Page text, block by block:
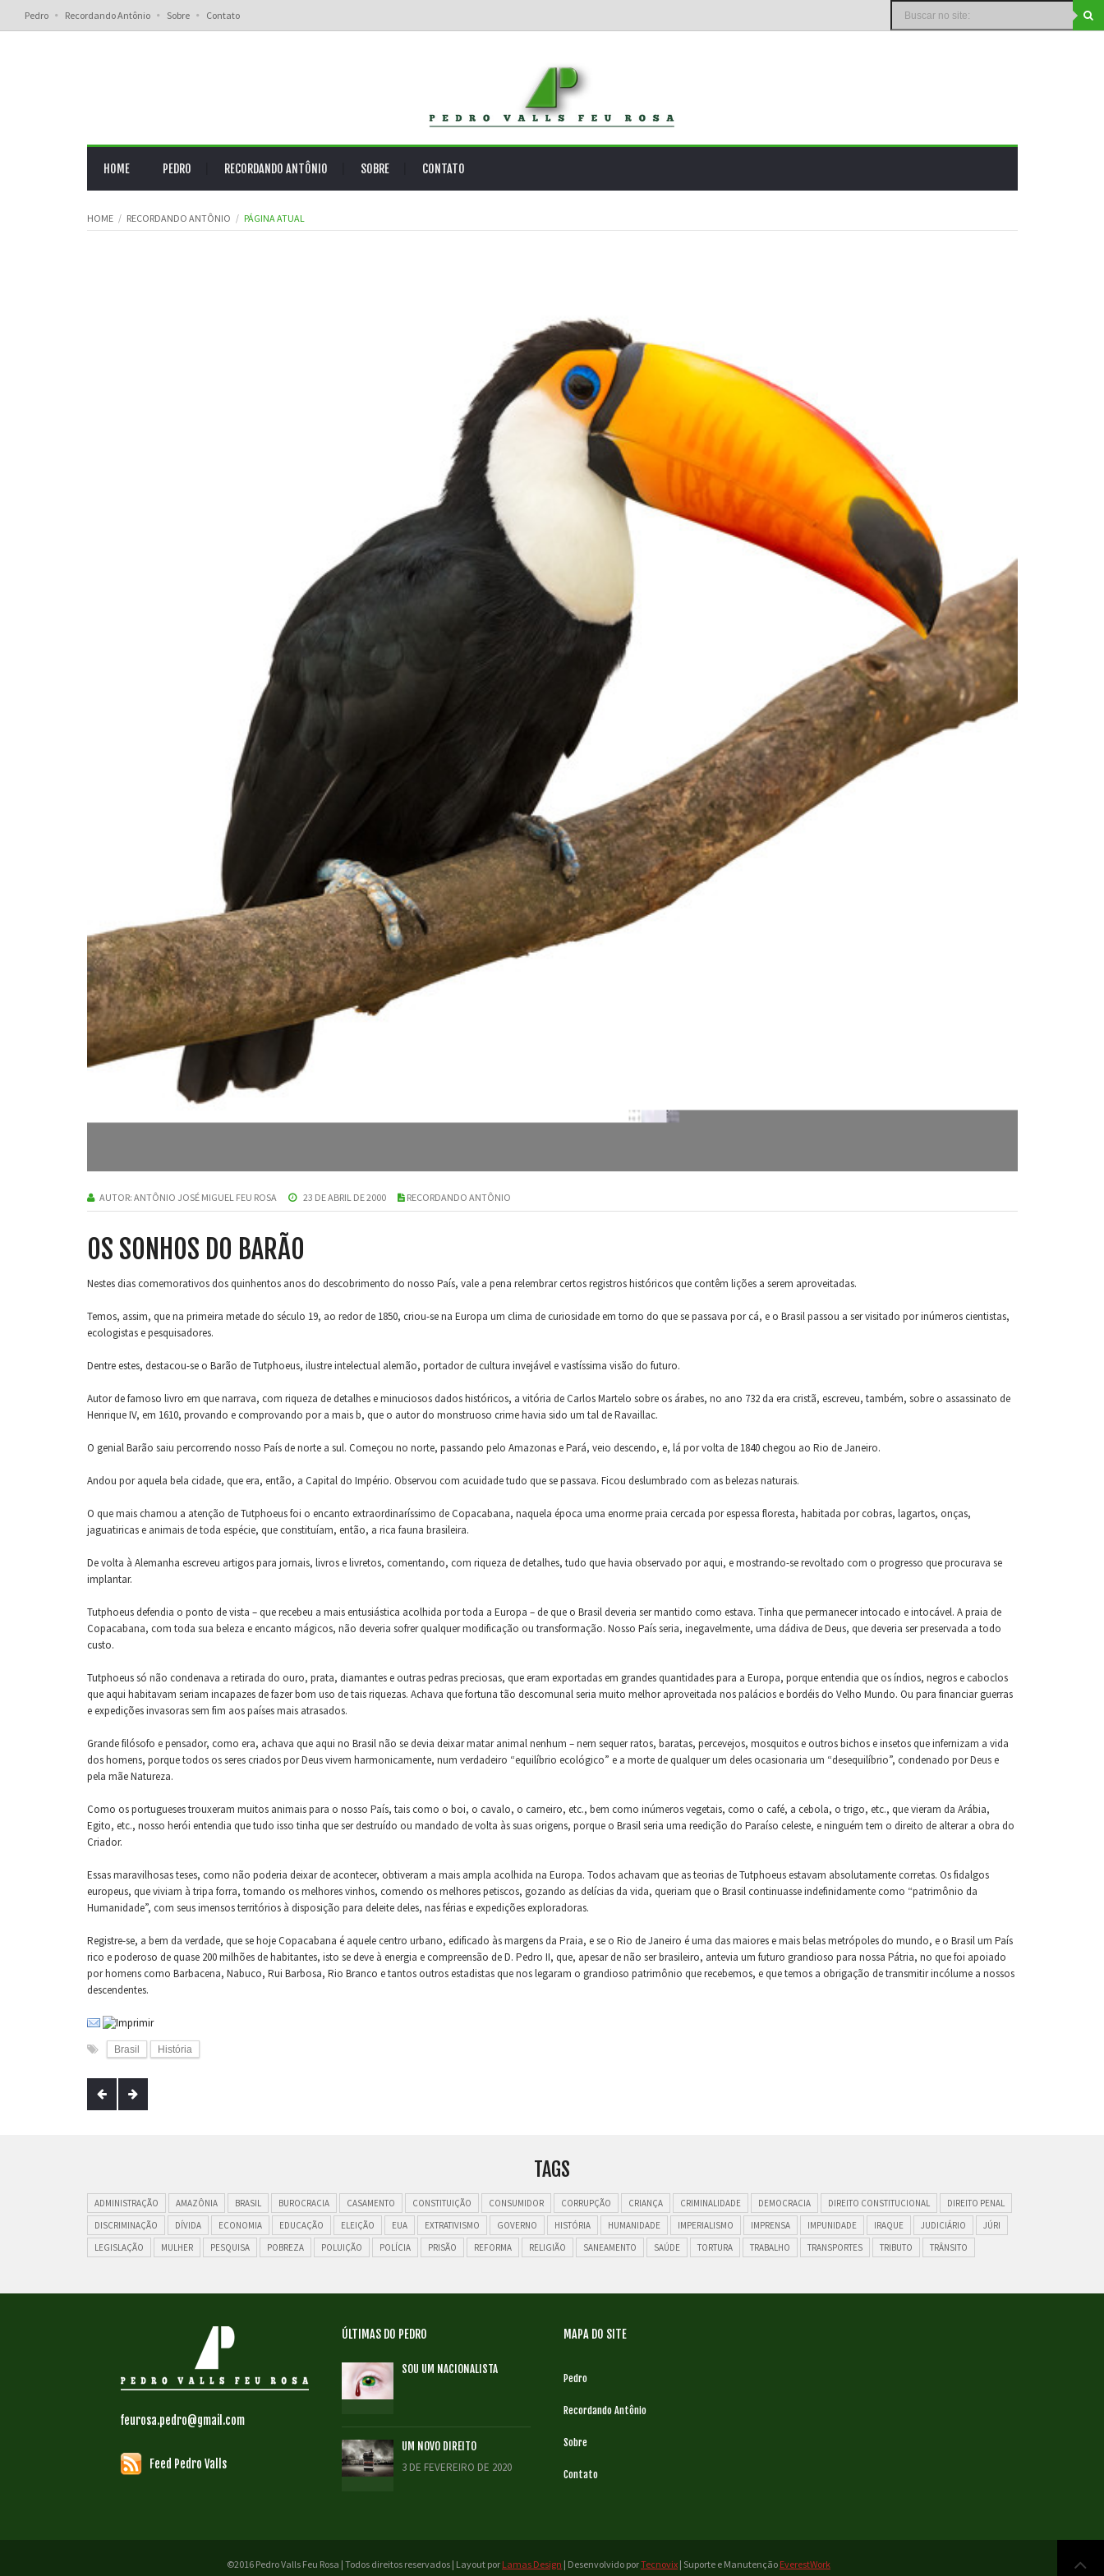
Pedro Recordando Antônio Sobre Contato
HOME PEDRO RECORDANDO ANTÔNIO SOBRE CONTATO
HOME RECORDANDO ANTÔNIO PÁGINA ATUAL
AUTOR: ANTÔNIO JOSÉ MIGUEL FEU ROSA 23 DE ABRIL DE 2000 RECORDANDO ANTÔNIO
OS SONHOS DO BARÃO
Nestes dias comemorativos dos quinhentos anos do descobrimento do nosso País, vale a pena relembrar certos registros históricos que contêm lições a serem aproveitadas.
Temos, assim, que na primeira metade do século 19, ao redor de 1850, criou-se na Europa um clima de curiosidade em torno do que se passava por cá, e o Brasil passou a ser visitado por inúmeros cientistas,
ecologistas e pesquisadores.
Dentre estes, destacou-se o Barão de Tutphoeus, ilustre intelectual alemão, portador de cultura invejável e vastíssima visão do futuro.
Autor de famoso livro em que narrava, com riqueza de detalhes e minuciosos dados históricos, a vitória de Carlos Martelo sobre os árabes, no ano 732 da era cristã, escreveu, também, sobre o assassinato de
Henrique IV, em 1610, provando e comprovando por a mais b, que o autor do monstruoso crime havia sido um tal de Ravaillac.
O genial Barão saiu percorrendo nosso País de norte a sul. Começou no norte, passando pelo Amazonas e Pará, veio descendo, e, lá por volta de 1840 chegou ao Rio de Janeiro.
Andou por aquela bela cidade, que era, então, a Capital do Império. Observou com acuidade tudo que se passava. Ficou deslumbrado com as belezas naturais.
O que mais chamou a atenção de Tutphoeus foi o encanto extraordinaríssimo de Copacabana, naquela época uma enorme praia cercada por espessa floresta, habitada por cobras, lagartos, onças,
jaguatiricas e animais de toda espécie, que constituíam, então, a rica fauna brasileira.
De volta à Alemanha escreveu artigos para jornais, livros e livretos, comentando, com riqueza de detalhes, tudo que havia observado por aqui, e mostrando-se revoltado com o progresso que procurava se
implantar.
Tutphoeus defendia o ponto de vista – que recebeu a mais entusiástica acolhida por toda a Europa – de que o Brasil deveria ser mantido como estava. Tinha que permanecer intocado e intocável. A praia de
Copacabana, com toda sua beleza e encanto mágicos, não deveria sofrer qualquer modificação ou transformação. Nosso País seria, inegavelmente, uma dádiva de Deus, que deveria ser preservada a todo
custo.
Tutphoeus só não condenava a retirada do ouro, prata, diamantes e outras pedras preciosas, que eram exportadas em grandes quantidades para a Europa, porque entendia que os índios, negros e caboclos
que aqui habitavam seriam incapazes de fazer bom uso de tais riquezas. Achava que fortuna tão descomunal seria muito melhor aproveitada nos palácios e bordéis do Velho Mundo. Ou para financiar guerras
e expedições invasoras sem fim aos países mais atrasados.
Grande filósofo e pensador, como era, achava que aqui no Brasil não se devia deixar matar animal nenhum – nem sequer ratos, baratas, percevejos, mosquitos e outros bichos e insetos que infernizam a vida
dos homens, porque todos os seres criados por Deus vivem harmonicamente, num verdadeiro “equilíbrio ecológico” e a morte de qualquer um deles ocasionaria um “desequilíbrio”, condenado por Deus e
pela mãe Natureza.
Como os portugueses trouxeram muitos animais para o nosso País, tais como o boi, o cavalo, o carneiro, etc., bem como inúmeros vegetais, como o café, a cebola, o trigo, etc., que vieram da Arábia,
Egito, etc., nosso herói entendia que tudo isso tinha que ser destruído ou mandado de volta às suas origens, porque o Brasil seria uma reedição do Paraíso celeste, e ninguém tem o direito de alterar a obra do
Criador.
Essas maravilhosas teses, como não poderia deixar de acontecer, obtiveram a mais ampla acolhida na Europa. Todos achavam que as teorias de Tutphoeus estavam absolutamente corretas. Os fidalgos
europeus, que viviam à tripa forra, tomando os melhores vinhos, comendo os melhores petiscos, gozando as delícias da vida, queriam que o Brasil continuasse indefinidamente como “patrimônio da
Humanidade”, com seus imensos territórios à disposição para deleite deles, nas férias e expedições exploradoras.
Registre-se, a bem da verdade, que se hoje Copacabana é aquele centro urbano, edificado às margens da Praia, e se o Rio de Janeiro é uma das maiores e mais belas metrópoles do mundo, e o Brasil um País
rico e poderoso de quase 200 milhões de habitantes, isto se deve à energia e compreensão de D. Pedro II, que, apesar de não ser brasileiro, antevia um futuro grandioso para nossa Pátria, no que foi apoiado
por homens como Barbacena, Nabuco, Rui Barbosa, Rio Branco e tantos outros estadistas que nos legaram o grandioso patrimônio que recebemos, e que temos a obrigação de transmitir incólume a nossos
descendentes.
Brasil História
TAGS
ADMINISTRAÇÃO AMAZÔNIA BRASIL BUROCRACIA CASAMENTO CONSTITUIÇÃO CONSUMIDOR CORRUPÇÃO CRIANÇA CRIMINALIDADE DEMOCRACIA DIREITO CONSTITUCIONAL
DIREITO PENAL
DISCRIMINAÇÃO
DÍVIDA ECONOMIA EDUCAÇÃO ELEIÇÃO EUA EXTRATIVISMO GOVERNO HISTÓRIA HUMANIDADE IMPERIALISMO IMPRENSA IMPUNIDADE IRAQUE JUDICIÁRIO
JÚRI
LEGISLAÇÃO
MULHER PESQUISA POBREZA POLUIÇÃO POLÍCIA PRISÃO REFORMA RELIGIÃO SANEAMENTO SAÚDE TORTURA TRABALHO TRANSPORTES TRIBUTO TRÂNSITO
feurosa.pedro@gmail.com
Feed Pedro Valls
ÚLTIMAS DO PEDRO
SOU UM NACIONALISTA
UM NOVO DIREITO
3 DE FEVEREIRO DE 2020
MAPA DO SITE
Pedro
Recordando Antônio
Sobre
Contato
©2016 Pedro Valls Feu Rosa | Todos direitos reservados | Layout por Lamas Design | Desenvolvido porTecnovix | Suporte e Manutenção EverestWork